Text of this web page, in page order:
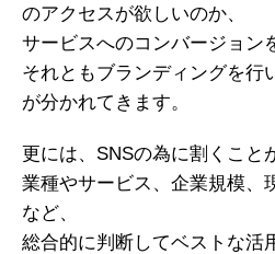
のアクセスが欲しいのか、
サービスへのコンバージョン
それともブランディングを行
が分かれてきます。
更には、SNSの為に割くこと
業種やサービス、企業規模、
など、
総合的に判断してベストな活